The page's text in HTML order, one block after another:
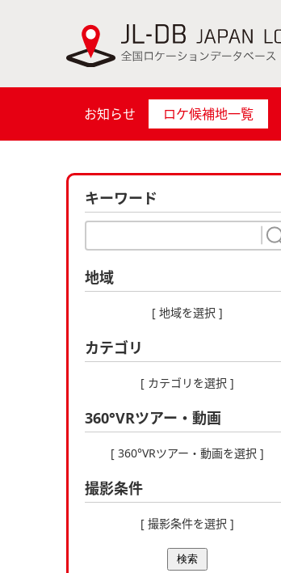
お知らせ ロケ候補地一覧
キーワード
地域
[ 地域を選択 ]
カテゴリ
[ カテゴリを選択 ]
360°VRツアー・動画
[ 360°VRツアー・動画を選択 ]
撮影条件
[ 撮影条件を選択 ]
検索